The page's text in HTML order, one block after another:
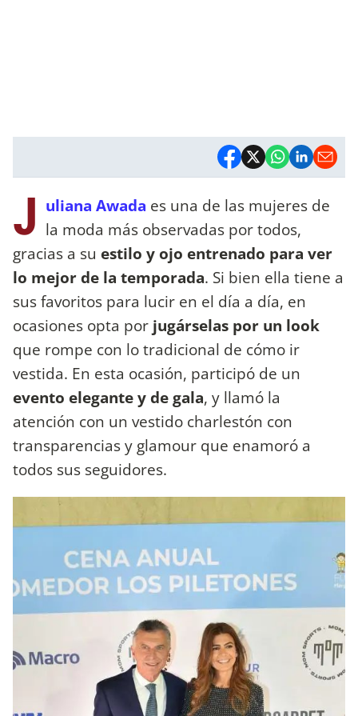
J uliana Awada es una de las mujeres de
la moda más observadas por todos,
gracias a su estilo y ojo entrenado para ver
lo mejor de la temporada. Si bien ella tiene a
sus favoritos para lucir en el día a día, en
ocasiones opta por jugárselas por un look
que rompe con lo tradicional de cómo ir
vestida. En esta ocasión, participó de un
evento elegante y de gala, y llamó la
atención con un vestido charlestón con
transparencias y glamour que enamoró a
todos sus seguidores.